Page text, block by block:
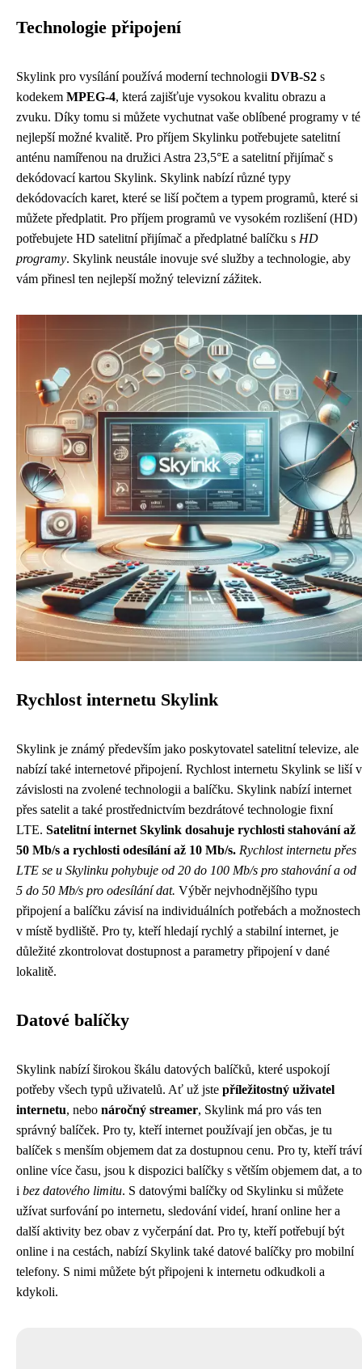
Technologie připojení
Skylink pro vysílání používá moderní technologii DVB-S2 s
kodekem MPEG-4, která zajišťuje vysokou kvalitu obrazu a
zvuku. Díky tomu si můžete vychutnat vaše oblíbené programy v té
nejlepší možné kvalitě. Pro příjem Skylinku potřebujete satelitní
anténu namířenou na družici Astra 23,5°E a satelitní přijímač s
dekódovací kartou Skylink. Skylink nabízí různé typy
dekódovacích karet, které se liší počtem a typem programů, které si
můžete předplatit. Pro příjem programů ve vysokém rozlišení (HD)
potřebujete HD satelitní přijímač a předplatné balíčku s HD
programy. Skylink neustále inovuje své služby a technologie, aby
vám přinesl ten nejlepší možný televizní zážitek.
Rychlost internetu Skylink
Skylink je známý především jako poskytovatel satelitní televize, ale
nabízí také internetové připojení. Rychlost internetu Skylink se liší v
závislosti na zvolené technologii a balíčku. Skylink nabízí internet
přes satelit a také prostřednictvím bezdrátové technologie fixní
LTE. Satelitní internet Skylink dosahuje rychlosti stahování až
50 Mb/s a rychlosti odesílání až 10 Mb/s. Rychlost internetu přes
LTE se u Skylinku pohybuje od 20 do 100 Mb/s pro stahování a od
5 do 50 Mb/s pro odesílání dat. Výběr nejvhodnějšího typu
připojení a balíčku závisí na individuálních potřebách a možnostech
v místě bydliště. Pro ty, kteří hledají rychlý a stabilní internet, je
důležité zkontrolovat dostupnost a parametry připojení v dané
lokalitě.
Datové balíčky
Skylink nabízí širokou škálu datových balíčků, které uspokojí
potřeby všech typů uživatelů. Ať už jste příležitostný uživatel
internetu, nebo náročný streamer, Skylink má pro vás ten
správný balíček. Pro ty, kteří internet používají jen občas, je tu
balíček s menším objemem dat za dostupnou cenu. Pro ty, kteří tráví
online více času, jsou k dispozici balíčky s větším objemem dat, a to
i bez datového limitu. S datovými balíčky od Skylinku si můžete
užívat surfování po internetu, sledování videí, hraní online her a
další aktivity bez obav z vyčerpání dat. Pro ty, kteří potřebují být
online i na cestách, nabízí Skylink také datové balíčky pro mobilní
telefony. S nimi můžete být připojeni k internetu odkudkoli a
kdykoli.